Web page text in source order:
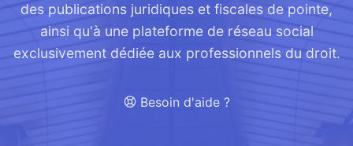
des publications juridiques et fiscales de pointe,
ainsi qu'à une plateforme de réseau social
exclusivement dédiée aux professionnels du droit.
Besoin d'aide ?